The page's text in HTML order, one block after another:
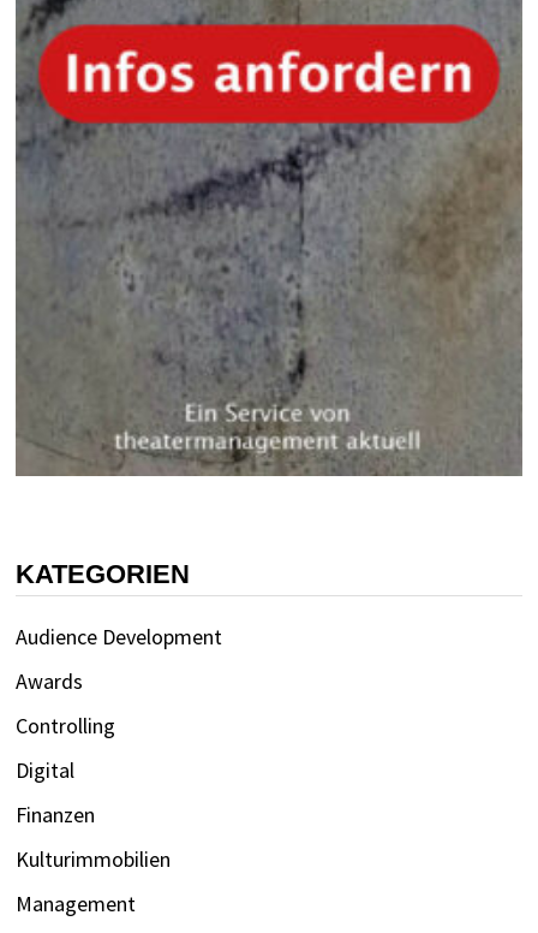
KATEGORIEN
Audience Development
Awards
Controlling
Digital
Finanzen
Kulturimmobilien
Management